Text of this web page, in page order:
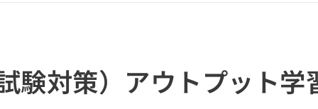
験対策）アウトプット